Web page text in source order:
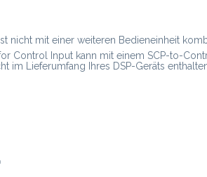
nicht mit einer weiteren Bedieneinheit
Control Input kann mit einem SCP-to-
im Lieferumfang Ihres DSP-Geräts